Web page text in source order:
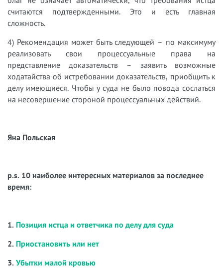
считаются подтвержденными. Это и есть главная
сложность.
4) Рекомендация может быть следующей – по максимуму
реализовать свои процессуальные права на
представление доказательств – заявить возможные
ходатайства об истребовании доказательств, приобщить к
делу имеющиеся. Чтобы у суда не было повода сослаться
на несовершение стороной процессуальных действий.
Яна Польская
p.s. 10 наиболее интересных материалов за последнее
время:
1. Позиция истца и ответчика по делу для суда
2. Приостановить или нет
3. Убытки малой кровью